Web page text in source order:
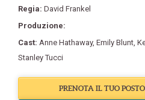
Regia: David Frankel
Produzione:
Cast: Anne Hathaway, Emily Blunt,
Stanley Tucci
PRENOTA IL TUO